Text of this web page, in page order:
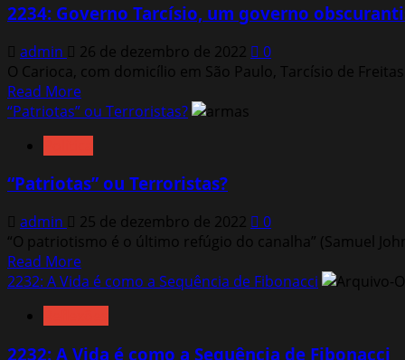
Fim
um
Pesadelo
que
durou
quatro
anos!
2234: Governo Tarcísio, um governo
admin 26 de dezembro de 2022
0
O Carioca, com domicílio em São Paulo, Tarcísio de
Read MoreRead
more
Tarcísio,
governo
obscurantista.
“Patriotas” ou Terroristas?
“Patriotas” ou Terroristas?
admin 25 de dezembro de 2022
0
“O patriotismo é o último refúgio do canalha” (Samuel
Read MoreRead
more
2232: A Vida é como a Sequência de Fibonacci
2232: A Vida é como a Sequência de Fibonacci